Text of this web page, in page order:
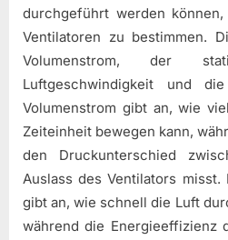
durchgeführt werden
Ventilatoren zu bestimmen.
Volumenstrom, der
Luftgeschwindigkeit und
Volumenstrom gibt an, wie
Zeiteinheit bewegen kann,
den Druckunterschied
Auslass des Ventilators
gibt an, wie schnell die Luft
während die Energieeffizienz